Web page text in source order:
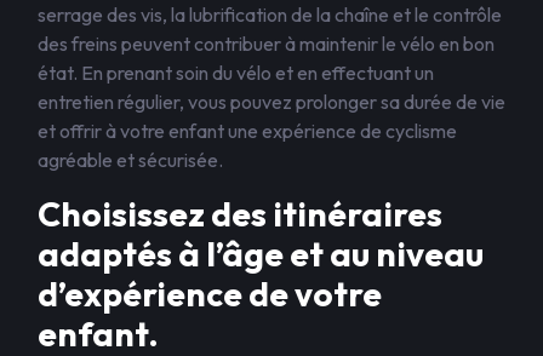
serrage des vis, la lubrification de la chaîne et le contrôle
des freins peuvent contribuer à maintenir le vélo en bon
état. En prenant soin du vélo et en effectuant un
entretien régulier, vous pouvez prolonger sa durée de vie
et offrir à votre enfant une expérience de cyclisme
agréable et sécurisée.
Choisissez des itinéraires
adaptés à l’âge et au niveau
d’expérience de votre
enfant.